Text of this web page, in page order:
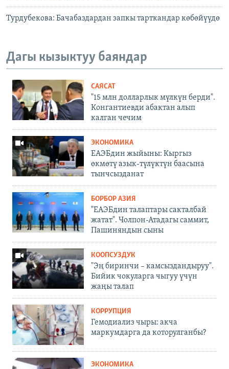
Турдубекова: Бачабаздардан запкы тарткандар көбөйүүдө
Дагы кызыктуу баяндар
САЯСАТ
"15 млн долларлык мүлкүн берди".
Конгантиевди абактан алып
калган чечим
ЭКОНОМИКА
ЕАЭБдин жыйыны: Кыргыз
өкмөтү азык-түлүктүн баасына
тынчсызданат
БОРБОР АЗИЯ
"ЕАЭБдин талаптары сакталбай
жатат". Чолпон-Атадагы саммит,
Пашиняндын сыны
КООПСУЗДУК
"Эң биринчи – камсыздандыруу".
Бийик чокуларга чыгуу үчүн
жаңы талап
КОРРУПЦИЯ
Гемодиализ чыры: акча
маркумдарга да которулганбы?
ЭКОНОМИКА